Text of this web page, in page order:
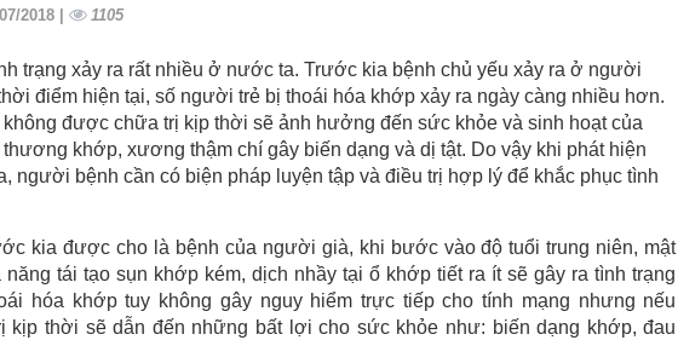
2018 | 1105
trạng xảy ra rất nhiều ở nước ta. Trước kia bệnh chủ yếu xảy ra ở người
điểm hiện tại, số người trẻ bị thoái hóa khớp xảy ra ngày càng nhiều hơn.
được chữa trị kịp thời sẽ ảnh hưởng đến sức khỏe và sinh hoạt của
khớp, xương thậm chí gây biến dạng và dị tật. Do vậy khi phát hiện
người bệnh cần có biện pháp luyện tập và điều trị hợp lý để khắc phục tình
kia được cho là bệnh của người già, khi bước vào độ tuổi trung niên, mật
tái tạo sụn khớp kém, dịch nhầy tại ổ khớp tiết ra ít sẽ gây ra tình trạng
hóa khớp tuy không gây nguy hiểm trực tiếp cho tính mạng nhưng nếu
kịp thời sẽ dẫn đến những bất lợi cho sức khỏe như: biến dạng khớp, đau